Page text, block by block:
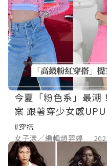
今夏「粉色系」最潮
案 跟著穿少女感
#穿搭
女子漾／編輯趙羿婷